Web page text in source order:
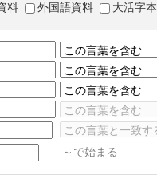
料 外国語資料 大活字本
～で始まる